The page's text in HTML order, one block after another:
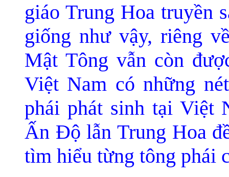
giáo Trung Hoa truyền
giống như vậy, riêng
Mật Tông vẫn còn
Việt Nam có những
phái phát sinh tại Việt
Ấn Ðộ lẫn Trung Hoa
tìm hiểu từng tông phái